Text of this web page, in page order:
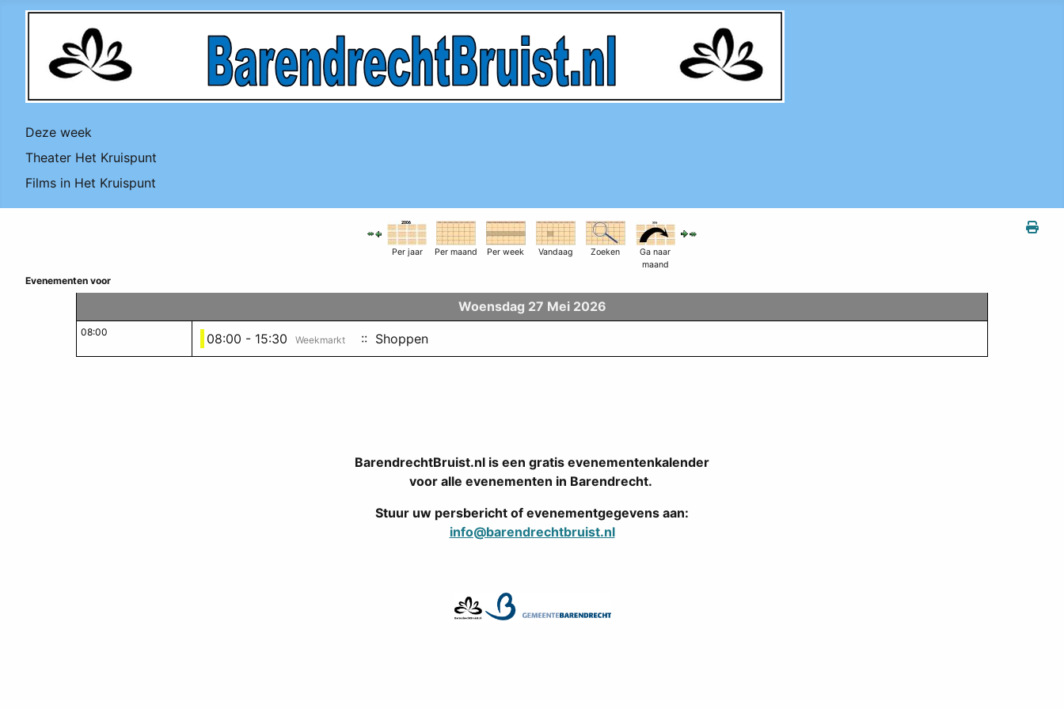
Deze week
Theater Het Kruispunt
Films in Het Kruispunt
Per jaar Per maand Per week Vandaag Zoeken
Ga naar
maand
Evenementen voor
Woensdag 27 Mei 2026
08:00 08:00 - 15:30 Weekmarkt :: Shoppen
BarendrechtBruist.nl is een gratis evenementenkalender
voor alle evenementen in Barendrecht.
Stuur uw persbericht of evenementgegevens aan:
info@barendrechtbruist.nl